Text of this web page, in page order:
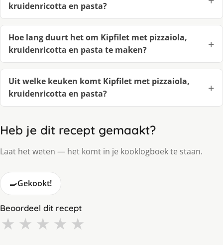
kruidenricotta en pasta?
Hoe lang duurt het om Kipfilet met pizzaiola,
kruidenricotta en pasta te maken?
Uit welke keuken komt Kipfilet met pizzaiola,
kruidenricotta en pasta?
Heb je dit recept gemaakt?
Laat het weten — het komt in je kooklogboek te staan.
🍳Gekookt!
Beoordeel dit recept
★ ★ ★ ★ ★